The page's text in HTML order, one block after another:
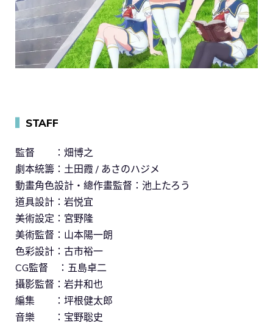
STAFF
監督 ：畑博之
劇本統籌：土田霞 / あさのハジメ
動畫角色設計・總作畫監督：池上たろう
道具設計：岩悦宜
美術設定：宮野隆
美術監督：山本陽一朗
色彩設計：古市裕一
CG監督 ：五島卓二
攝影監督：岩井和也
編集 ：坪根健太郎
音樂 ：宝野聡史